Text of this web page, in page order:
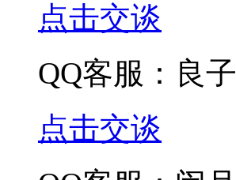
点击交谈
QQ客服：良子
点击交谈